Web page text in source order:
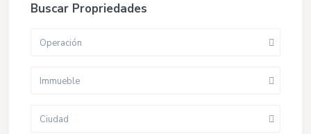
Buscar Propriedades
Operación
Immueble
Ciudad